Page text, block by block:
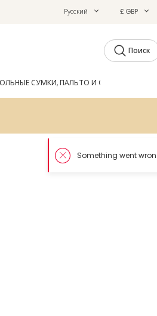
Русский £ GBP
Поиск
СУМКИ, ПАЛЬТО И ОБУВЬ